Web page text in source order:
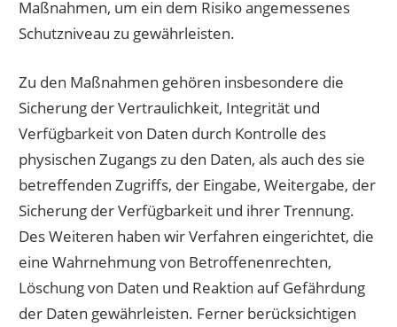
Maßnahmen, um ein dem Risiko angemessenes
Schutzniveau zu gewährleisten.
Zu den Maßnahmen gehören insbesondere die
Sicherung der Vertraulichkeit, Integrität und
Verfügbarkeit von Daten durch Kontrolle des
physischen Zugangs zu den Daten, als auch des sie
betreffenden Zugriffs, der Eingabe, Weitergabe, der
Sicherung der Verfügbarkeit und ihrer Trennung.
Des Weiteren haben wir Verfahren eingerichtet, die
eine Wahrnehmung von Betroffenenrechten,
Löschung von Daten und Reaktion auf Gefährdung
der Daten gewährleisten. Ferner berücksichtigen